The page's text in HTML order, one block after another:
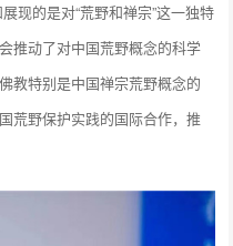
现的是对“荒野和禅宗”这一独特
推动了对中国荒野概念的科学
教特别是中国禅宗荒野概念的
荒野保护实践的国际合作，推